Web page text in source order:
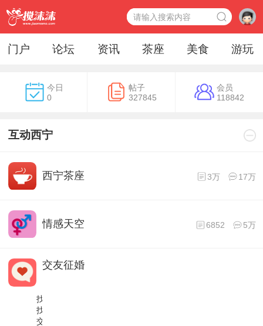
门户 论坛 资讯 茶座 美食 游玩
今日
0
帖子
327845
会员
118842
互动西宁
西宁茶座 3万 17万
情感天空 6852 5万
交友征婚
找男朋友
找女朋友
交朋友